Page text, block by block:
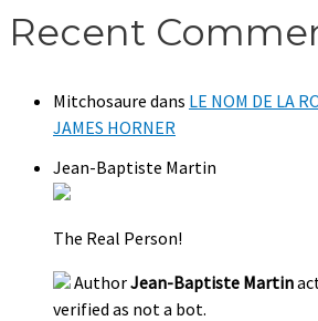
Recent
Mitchosaure dans LE NOM DE LA
JAMES HORNER
Jean-Baptiste Martin
The Real Person!
AuthorJean-Baptiste Martin
verified as not a bot.